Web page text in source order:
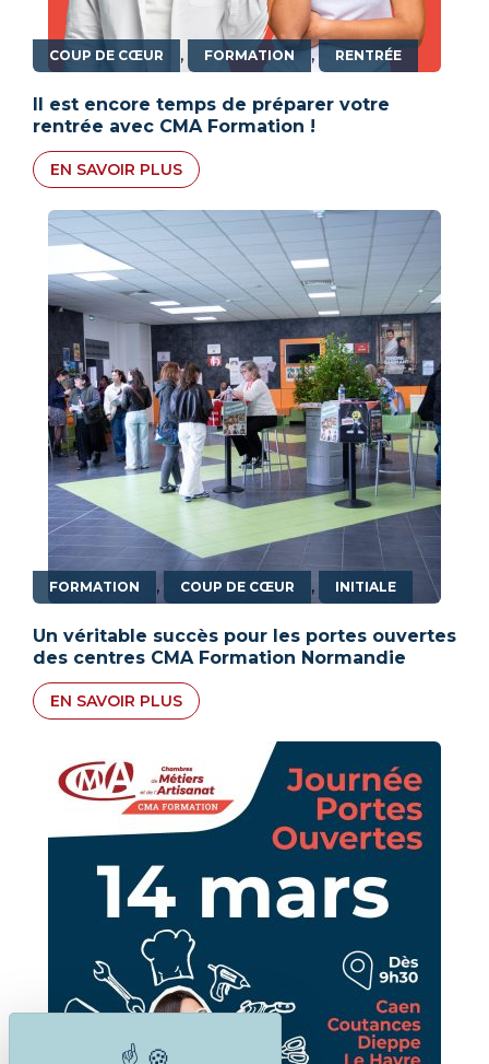
COUP DE CŒUR , FORMATION , RENTRÉE
Il est encore temps de préparer votre
rentrée avec CMA Formation !
EN SAVOIR PLUS
FORMATION , COUP DE CŒUR , INITIALE
Un véritable succès pour les portes ouvertes
des centres CMA Formation Normandie
EN SAVOIR PLUS